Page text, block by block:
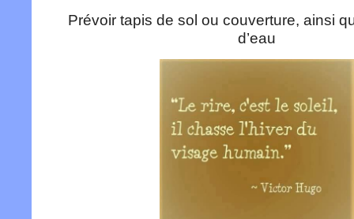
Prévoir tapis de sol ou couverture, ainsi
d’eau